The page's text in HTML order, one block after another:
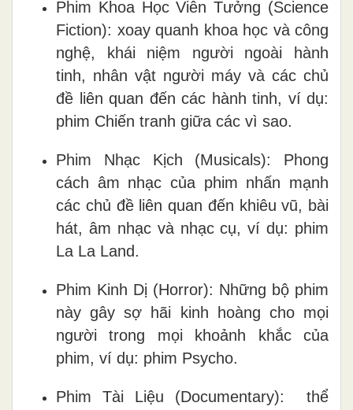
Phim Khoa Học Viễn Tưởng (Science
Fiction): xoay quanh khoa học và công
nghệ, khái niệm người ngoài hành
tinh, nhân vật người máy và các chủ
đề liên quan đến các hành tinh, ví dụ:
phim Chiến tranh giữa các vì sao.
Phim Nhạc Kịch (Musicals): Phong
cách âm nhạc của phim nhấn mạnh
các chủ đề liên quan đến khiêu vũ, bài
hát, âm nhạc và nhạc cụ, ví dụ: phim
La La Land.
Phim Kinh Dị (Horror): Những bộ phim
này gây sợ hãi kinh hoàng cho mọi
người trong mọi khoảnh khắc của
phim, ví dụ: phim Psycho.
Phim Tài Liệu (Documentary): thể